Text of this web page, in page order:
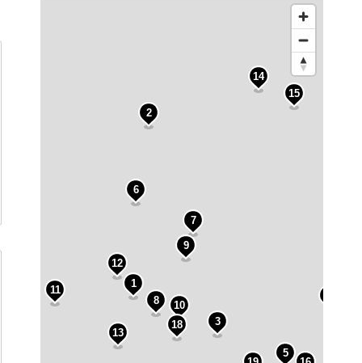
1
2
3
5
6
7
8
9
10
11
12
13
14
15
18